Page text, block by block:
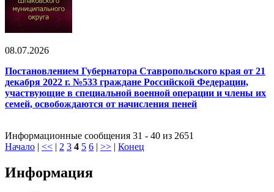
08.07.2026
Постановлением Губернатора Ставропольского края от 21
декабря 2022 г. №533 граждане Российской Федерации,
участвующие в специальной военной операции и члены их
семей, освобождаются от начисления пеней
Информационные сообщения 31 - 40 из 2651
Начало | << | 2 3 4 5 6 | >> | Конец
Информация